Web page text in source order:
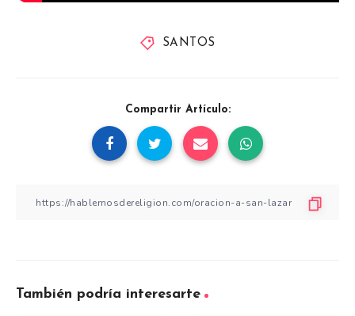
SANTOS
Compartir Artículo:
También podría interesarte